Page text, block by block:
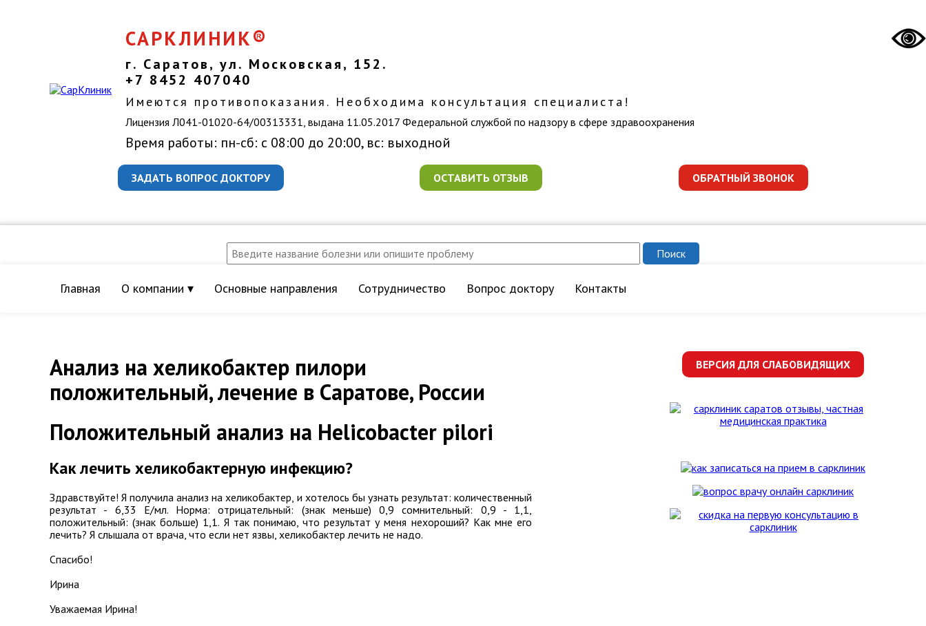
САРКЛИНИК®
г. Саратов, ул. Московская, 152.
+7 8452 407040
Имеются противопоказания. Необходима консультация специалиста!
Лицензия Л041-01020-64/00313331, выдана 11.05.2017 Федеральной службой по надзору в сфере здравоохранения
Время работы: пн-сб: с 08:00 до 20:00, вс: выходной
ЗАДАТЬ ВОПРОС ДОКТОРУ ОСТАВИТЬ ОТЗЫВ ОБРАТНЫЙ ЗВОНОК
Главная О компании ▾ Основные направления Сотрудничество Вопрос доктору Контакты
Анализ на хеликобактер пилори
положительный, лечение в Саратове, России
Положительный анализ на Helicobacter pilori
Как лечить хеликобактерную инфекцию?
Здравствуйте! Я получила анализ на хеликобактер, и хотелось бы узнать результат: количественный
результат - 6,33 Е/мл. Норма: отрицательный: (знак меньше) 0,9 сомнительный: 0,9 - 1,1,
положительный: (знак больше) 1,1. Я так понимаю, что результат у меня нехороший? Как мне его
лечить? Я слышала от врача, что если нет язвы, хеликобактер лечить не надо.
Спасибо!
Ирина
Уважаемая Ирина!
ВЕРСИЯ ДЛЯ СЛАБОВИДЯЩИХ